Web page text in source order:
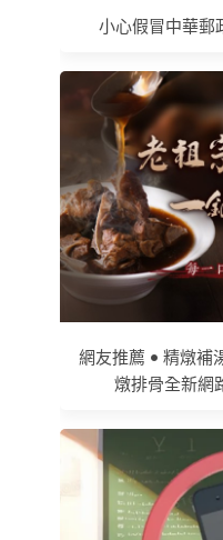
小心假冒中華郵
網友推薦 • 精燉補
燉排骨全新網